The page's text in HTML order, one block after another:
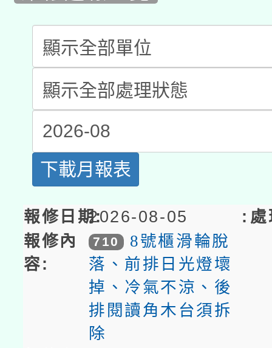
暨閱讀推動專業研習
科技賦能─人工智慧
礎課程
A3數位素養講師名單
「數位內容與教學軟體
pilot」
有關大陸委員會函釋公
薪期間赴陸應申請許可
轉知經濟部水利署委託
業技術研究院辦理「
用水績優單位及節水達
動」
115年8月22日(星期六)
桃園市孔廟祈福系列
開 智慧啟航」
2026年桃園地景藝術節
List
Repair
下載月報表
2026-08-05
710
8號櫃滑輪脫
落、前排日光燈壞
掉、冷氣不涼、後
排閱讀角木台須拆
除